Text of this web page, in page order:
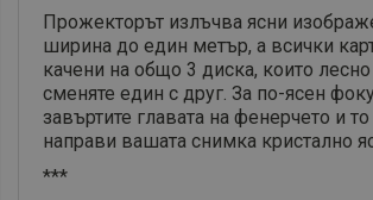
Прожекторът излъчва ясни
ширина до един метър, а всички
качени на общо 3 диска, които
сменяте един с друг. За по-ясен
завъртите главата на фенерчето и
направи вашата снимка кристално
***